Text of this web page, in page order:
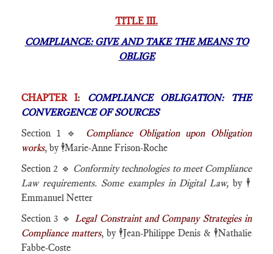
TITLE III.
COMPLIANCE: GIVE AND TAKE THE MEANS TO
OBLIGE
CHAPTER I: COMPLIANCE OBLIGATION: THE
CONVERGENCE OF SOURCES
Section 1 🔹 Compliance Obligation upon Obligation
works, by 🕴️Marie-Anne Frison-Roche
Section 2 🔹 Conformity technologies to meet Compliance
Law requirements. Some examples in Digital Law,by 🕴️
Emmanuel Netter
Section 3 🔹Legal Constraint and Company Strategies in
Compliance matters, by 🕴️Jean-Philippe Denis & 🕴️Nathalie
Fabbe-Coste